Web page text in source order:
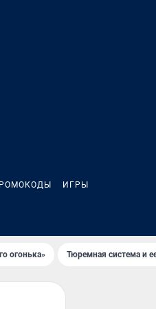
ИГРЫ
огонька» Тюремная система и